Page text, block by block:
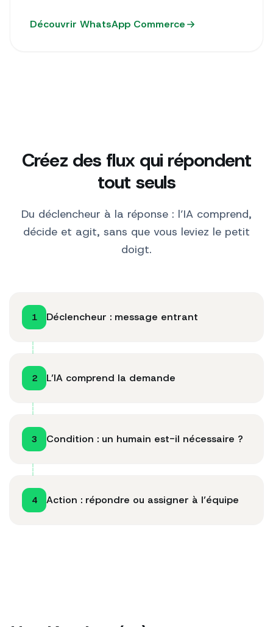
Découvrir WhatsApp Commerce
Créez des flux qui répondent
tout seuls
Du déclencheur à la réponse : l’IA comprend,
décide et agit, sans que vous leviez le petit
doigt.
1 Déclencheur : message entrant
2 L’IA comprend la demande
3 Condition : un humain est-il nécessaire ?
4 Action : répondre ou assigner à l’équipe